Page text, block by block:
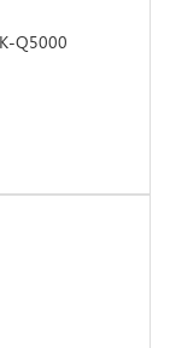
khi-taka-tk-
Q5000